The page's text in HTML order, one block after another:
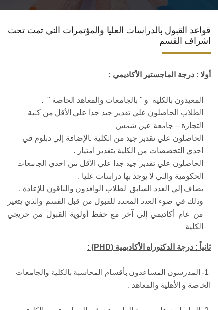
قواعد القبول بالدراسات العليا والمؤتمرات التي تمت تحت
اشراف القسم
أولا : درجة الماجستير الأكاديمي :
المعيدون بالكلية و " بالجامعات والمعاهد الخاصة " .
الطلاب الحاصلون علي تقدير جيد جدا علي الأقل من كلية
التجارة – جامعة عين شمس
الحاصلون علي تقدير جيد من الكلية بالإضافة إلي دبلوم في
احدي التخصصات من الكلية بتقدير امتياز .
الحاصلون علي تقدير جيد جدا علي الأقل من احدي الجامعات
الحكومية والتي لا يوجد بها دراسات عليا .
يضاف إلي العدد السابق الطلاب الوافدون والباقون للإعادة .
وذلك في ضوء العدد المحدد للقبول من قبل القسم والذي يتغير
من عام أكاديمي إلي آخر مع حفظ أولوية القبول من خريجي
الكلية
ثانياً : درجة الدكتوراه الأكاديمية ((PHD
:
1- المدرسون المساعدون بأقسام المحاسبة بالكلية والجامعات
الخاصة و الأهلية والمعاهد .